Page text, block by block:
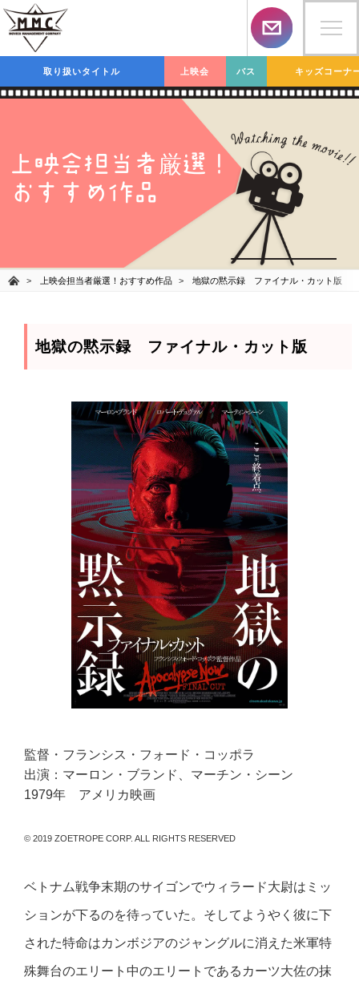
取り扱いタイトル 上映会 バス キッズコーナ
上映会担当者 厳選！
おすすめ作品
上映会担当者厳選！おすすめ作品 地獄の黙示録 ファイナル・カット版
地獄の黙示録 ファイナル・カット版
監督・フランシス・フォード・コッポラ
出演：マーロン・ブランド、マーチン・シーン
1979年 アメリカ映画
© 2019 ZOETROPE CORP. ALL RIGHTS RESERVED
ベトナム戦争末期のサイゴンでウィラード大尉はミッ
ションが下るのを待っていた。そしてようやく彼に下
された特命はカンボジアのジャングルに消えた米軍特
殊舞台のエリート中のエリートであるカーツ大佐の抹